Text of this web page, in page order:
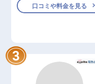
口コミや料金を見る
3